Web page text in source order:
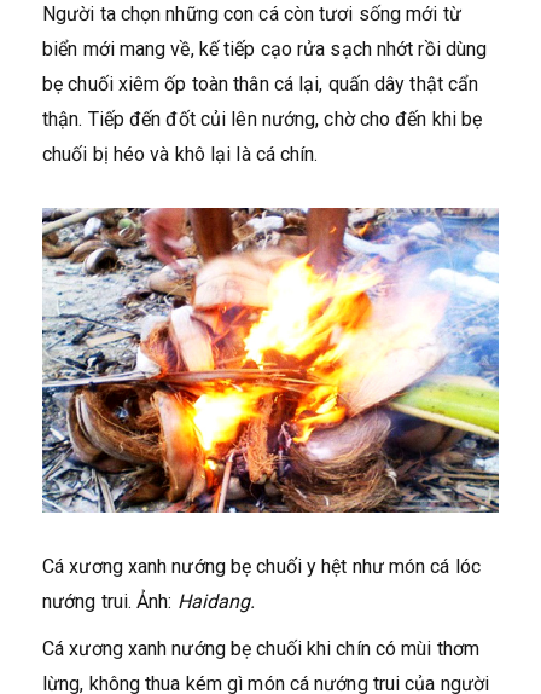
Người ta chọn những con cá còn tươi sống mới từ
biển mới mang về, kế tiếp cạo rửa sạch nhớt rồi dùng
bẹ chuối xiêm ốp toàn thân cá lại, quấn dây thật cẩn
thận. Tiếp đến đốt củi lên nướng, chờ cho đến khi bẹ
chuối bị héo và khô lại là cá chín.
Cá xương xanh nướng bẹ chuối y hệt như món cá lóc
nướng trui. Ảnh: Haidang.
Cá xương xanh nướng bẹ chuối khi chín có mùi thơm
lừng, không thua kém gì món cá nướng trui của người